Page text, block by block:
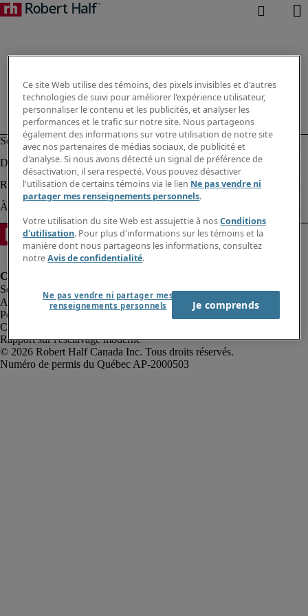
Alerte à la fraude
Politique de confidentialité
Conditions d’utilisation
Rapport sur l'esclavage moderne
Robert Half Canada Inc. Tous droits réservés.
Ce site Web utilise des témoins, des pixels invisibles et d'autres
technologies de suivi pour améliorer l'expérience utilisateur,
personnaliser le contenu et les publicités, et analyser les
performances et le trafic sur notre site. Nous partageons
également des informations sur votre utilisation de notre site
avec nos partenaires de médias sociaux, de publicité et
d'analyse. Si nous avons détecté un signal de préférence de
désactivation, il sera respecté. Vous pouvez désactiver
l'utilisation de certains témoins via le lien Ne pas vendre ni
partager mes renseignements personnels.
Votre utilisation du site Web est assujettie à nosConditions
d'utilisation. Pour plus d'informations sur les témoins et la
manière dont nous partageons les informations, consultez
notreAvis de confidentialité.
Ne pas vendre ni partager mes
renseignements personnels
Je comprends